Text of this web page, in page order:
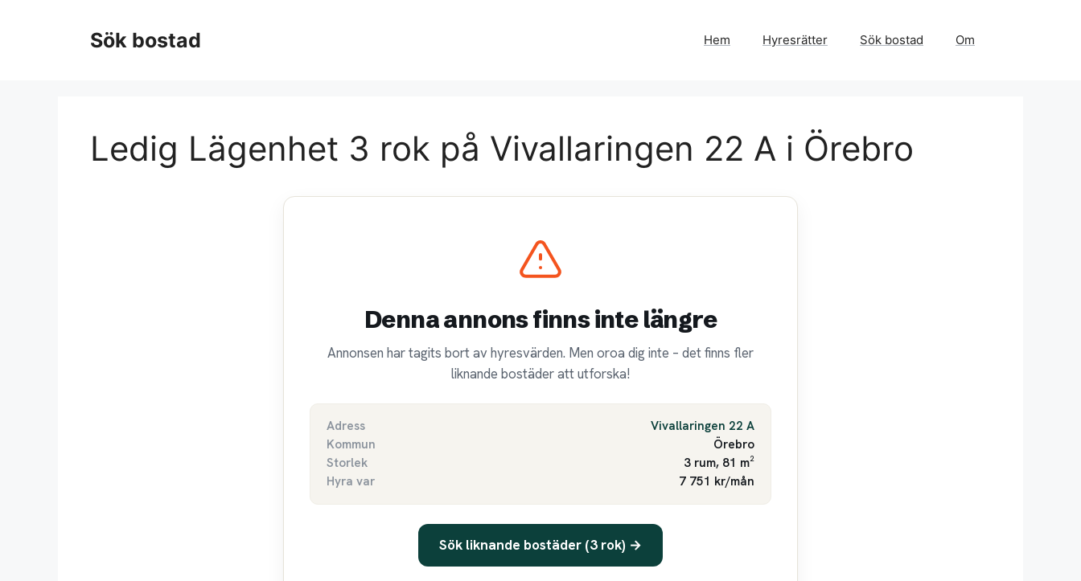
Sök bostad Hem Hyresrätter Sök bostad Om
Ledig Lägenhet 3 rok på Vivallaringen 22 A i Örebro
Denna annons finns inte längre
Annonsen har tagits bort av hyresvärden. Men oroa dig inte – det finns fler
liknande bostäder att utforska!
Adress
Vivallaringen 22 A
Kommun
Örebro
Storlek
3 rum, 81 m²
Hyra var
7 751 kr/mån
Sök liknande bostäder (3 rok) →